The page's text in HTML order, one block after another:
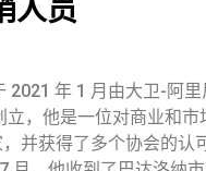
人员
2021 年 1 月由大卫-阿里
立，他是一位对商业和
并获得了多个协会的认